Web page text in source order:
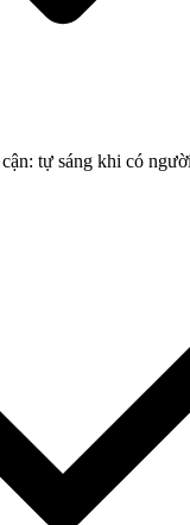
tự sáng khi có